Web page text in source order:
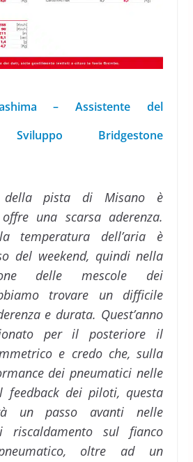
– Assistente del
Sviluppo Bridgestone
della pista di Misano è
una scarsa aderenza.
temperatura dell’aria è
del weekend, quindi nella
delle mescole dei
trovare un difficile
e durata. Quest’anno
per il posteriore il
e credo che, sulla
dei pneumatici nelle
feedback dei piloti, questa
un passo avanti nelle
riscaldamento sul fianco
oltre ad un